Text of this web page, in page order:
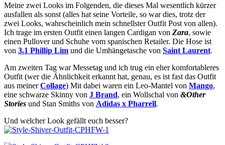
Meine zwei Looks im Folgenden, die dieses Mal wesentlich kürzer
ausfallen als sonst (alles hat seine Vorteile, so war dies, trotz der
zwei Looks, wahrscheinlich mein schnellster Outfit Post von allen).
Ich trage im ersten Outfit einen langen Cardigan von Zara, sowie
einen Pullover und Schuhe vom spanischen Retailer. Die Hose ist
von 3.1 Phillip Lim und die Umhängetasche von Saint Laurent.
Am zweiten Tag war Messetag und ich trug ein eher komfortableres
Outfit (wer die Ähnlichkeit erkannt hat, genau, es ist fast das Outfit
aus meinerCollage) Mit dabei waren ein Leo-Mantel von Mango,
eine schwarze Skinny von J Brand, ein Wollschal von &Other
Stories und Stan Smiths von Adidas x Pharrell.
Und welcher Look gefällt euch besser?